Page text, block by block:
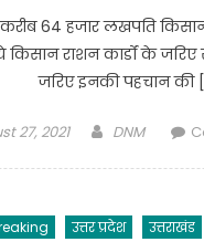
64 हजार लखपति किसानों
राशन कार्डों के जरिए
जरिए इनकी पहचान की
27, 2021 Author
DNM
उत्तर प्रदेश उत्तराखंड